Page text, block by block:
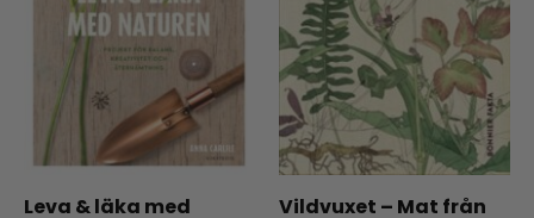
Leva & läka med
Vildvuxet – Mat från